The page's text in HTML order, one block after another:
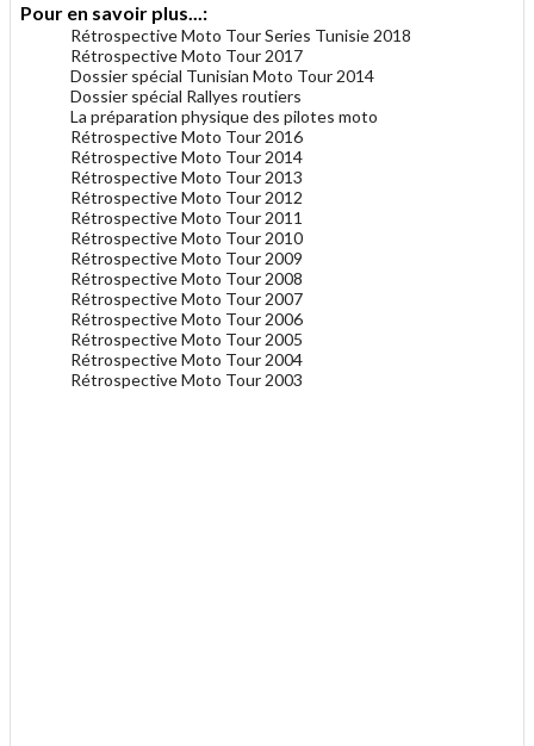
Pour en savoir plus...:
Rétrospective Moto Tour Series Tunisie 2018
Rétrospective Moto Tour 2017
Dossier spécial Tunisian Moto Tour 2014
Dossier spécial Rallyes routiers
La préparation physique des pilotes moto
Rétrospective Moto Tour 2016
Rétrospective Moto Tour 2014
Rétrospective Moto Tour 2013
Rétrospective Moto Tour 2012
Rétrospective Moto Tour 2011
Rétrospective Moto Tour 2010
Rétrospective Moto Tour 2009
Rétrospective Moto Tour 2008
Rétrospective Moto Tour 2007
Rétrospective Moto Tour 2006
Rétrospective Moto Tour 2005
Rétrospective Moto Tour 2004
Rétrospective Moto Tour 2003